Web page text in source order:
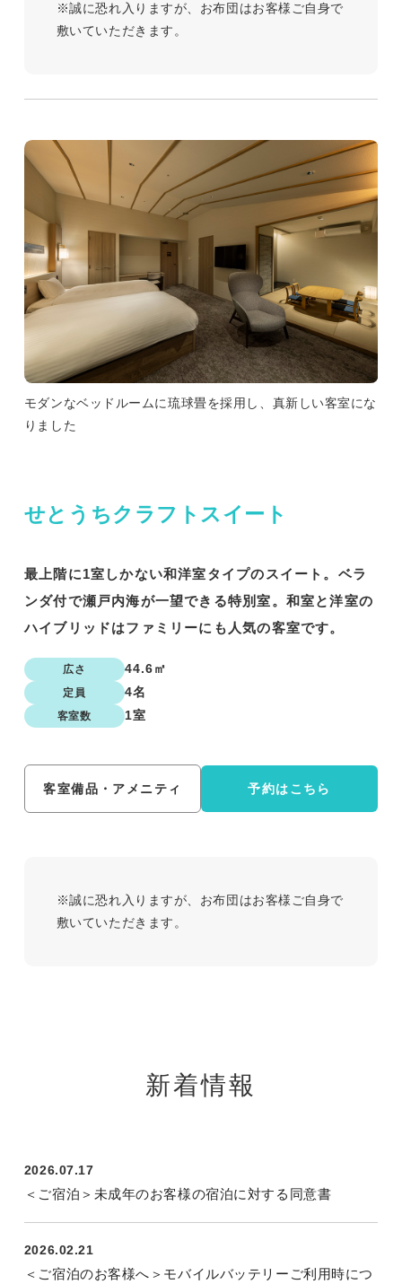
※誠に恐れ入りますが、お布団はお客様ご自身で
敷いていただきます。
せとうちクラフトスイート
最上階に1室しかない和洋室タイプのスイート。ベラ
ンダ付で瀬戸内海が一望できる特別室。和室と洋室の
ハイブリッドはファミリーにも人気の客室です。
広さ 44.6㎡
定員 4名
客室数 1室
客室備品・アメニティ 予約はこちら
モダンなベッドルームに琉球畳を採用し、真新しい客室にな
りました
※誠に恐れ入りますが、お布団はお客様ご自身で
敷いていただきます。
新着情報
2026.07.17
＜ご宿泊＞未成年のお客様の宿泊に対する同意書
2026.02.21
＜ご宿泊のお客様へ＞モバイルバッテリーご利用時につ